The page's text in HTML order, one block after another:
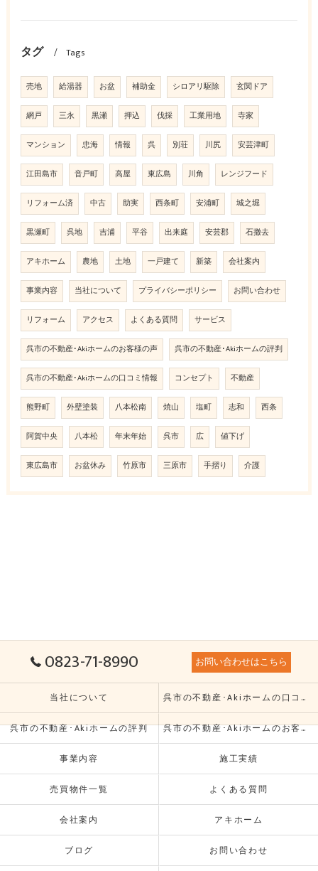
タグ Tags
売地 給湯器 お盆 補助金 シロアリ駆除 玄関ドア
網戸 三永 黒瀬 押込 伐採 工業用地 寺家
マンション 忠海 情報 呉 別荘 川尻 安芸津町
江田島市 音戸町 高屋 東広島 川角 レンジフード
リフォーム済 中古 助実 西条町 安浦町 城之堀
黒瀬町 呉地 吉浦 平谷 出来庭 安芸郡 石撤去
アキホーム 農地 土地 一戸建て 新築 会社案内
事業内容 当社について プライバシーポリシー お問い合わせ
リフォーム アクセス よくある質問 サービス
呉市の不動産･Akiホームのお客様の声 呉市の不動産･Akiホームの評判
呉市の不動産･Akiホームの口コミ情報 コンセプト 不動産
熊野町 外壁塗装 八本松南 焼山 塩町 志和 西条
阿賀中央 八本松 年末年始 呉市 広 値下げ
東広島市 お盆休み 竹原市 三原市 手摺り 介護
0823-71-8990 お問い合わせはこちら
当社について 呉市の不動産･Akiホームの口コミ情報
呉市の不動産･Akiホームの評判 呉市の不動産･Akiホームのお客様の声
事業内容 施工実績
売買物件一覧 よくある質問
会社案内 アキホーム
ブログ お問い合わせ